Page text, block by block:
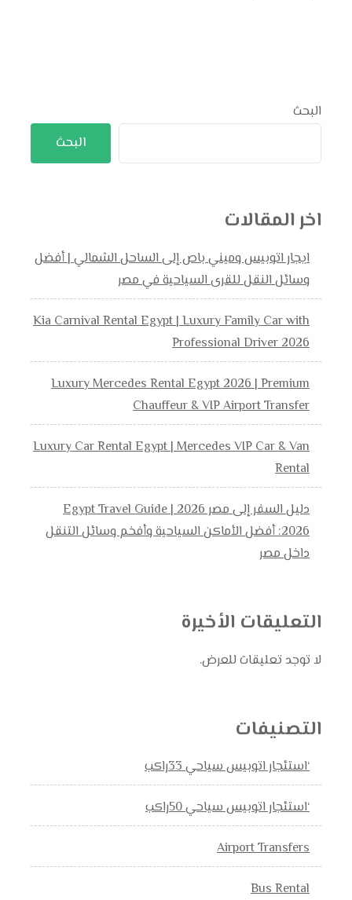
البحث
البحث
اخر المقالات
ايجار اتوبيس وميني باص إلى الساحل الشمالي | أفضل
وسائل النقل للقرى السياحية في مصر
Kia Carnival Rental Egypt | Luxury Family Car with
Professional Driver 2026
Luxury Mercedes Rental Egypt 2026 | Premium
Chauffeur & VIP Airport Transfer
Luxury Car Rental Egypt | Mercedes VIP Car & Van
Rental
دليل السفر إلى مصر 2026 | Egypt Travel Guide
2026: أفضل الأماكن السياحية وأفخم وسائل التنقل
داخل مصر
التعليقات الأخيرة
لا توجد تعليقات للعرض.
التصنيفات
‘استئجار اتوبيس سياحي 33راكب
‘استئجار اتوبيس سياحي 50راكب
Airport Transfers
Bus Rental